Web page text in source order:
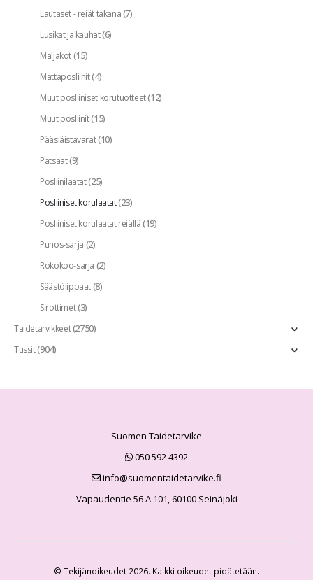
Lautaset - reiät takana(7)
Lusikat ja kauhat(6)
Maljakot(15)
Mattaposliinit(4)
Muut posliiniset korutuotteet(12)
Muut posliinit(15)
Pääsiäistavarat(10)
Patsaat(9)
Posliinilaatat(25)
Posliiniset korulaatat(23)
Posliiniset korulaatat reiällä(19)
Punos-sarja (2)
Rokokoo-sarja (2)
Säästölippaat(8)
Sirottimet(3)
Taidetarvikkeet(2750)
Tussit(904)
Suomen Taidetarvike
050 592 4392
info@suomentaidetarvike.fi
Vapaudentie 56 A 101, 60100 Seinäjoki
© Tekijänoikeudet 2026. Kaikki oikeudet pidätetään.